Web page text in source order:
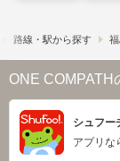
路線・駅から探す
ONE COMPATH
シュフー
アプリな